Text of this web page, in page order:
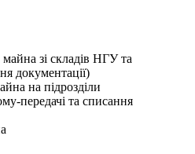
зі складів НГУ та
документації)
на підрозділи
передачі та списання